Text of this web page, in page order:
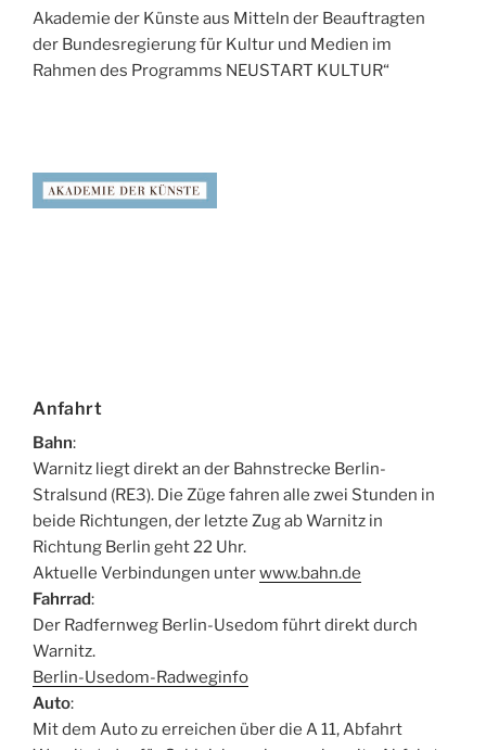
Akademie der Künste aus Mitteln der Beauftragten
der Bundesregierung für Kultur und Medien im
Rahmen des Programms NEUSTART KULTUR“
Anfahrt
Bahn:
Warnitz liegt direkt an der Bahnstrecke Berlin-
Stralsund (RE3). Die Züge fahren alle zwei Stunden in
beide Richtungen, der letzte Zug ab Warnitz in
Richtung Berlin geht 22 Uhr.
Aktuelle Verbindungen unterwww.bahn.de
Fahrrad:
Der Radfernweg Berlin-Usedom führt direkt durch
Warnitz.
Berlin-Usedom-Radweginfo
Auto:
Mit dem Auto zu erreichen über die A 11, Abfahrt